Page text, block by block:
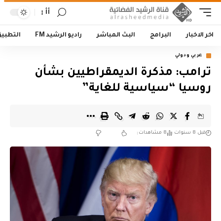
أأ
اخر الاخبار البرامج البث المباشر راديو الرشيد FM
عربي ودولي
ترامب: مذكرة الديمقراطيين بشأن
روسيا “سياسية للغاية”
قبل 8 سنوات 8 مشاهدات